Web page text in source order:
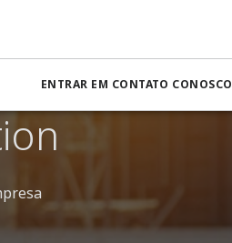
ENTRAR EM CONTATO CONOSCO